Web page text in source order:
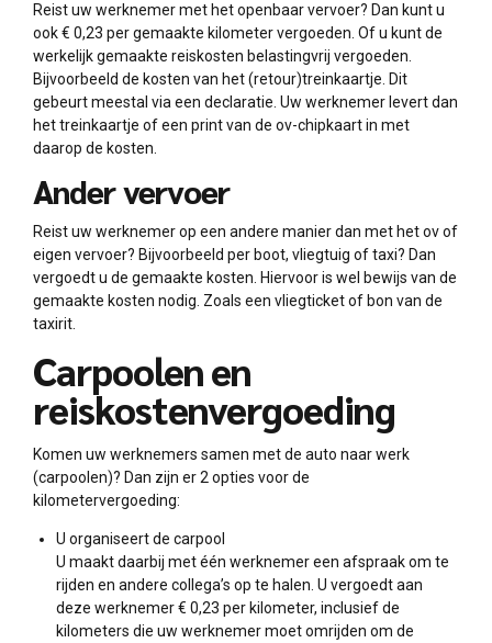
Reist uw werknemer met het openbaar vervoer? Dan kunt u
ook € 0,23 per gemaakte kilometer vergoeden. Of u kunt de
werkelijk gemaakte reiskosten belastingvrij vergoeden.
Bijvoorbeeld de kosten van het (retour)treinkaartje. Dit
gebeurt meestal via een declaratie. Uw werknemer levert dan
het treinkaartje of een print van de ov-chipkaart in met
daarop de kosten.
Ander vervoer
Reist uw werknemer op een andere manier dan met het ov of
eigen vervoer? Bijvoorbeeld per boot, vliegtuig of taxi? Dan
vergoedt u de gemaakte kosten. Hiervoor is wel bewijs van de
gemaakte kosten nodig. Zoals een vliegticket of bon van de
taxirit.
Carpoolen en
reiskostenvergoeding
Komen uw werknemers samen met de auto naar werk
(carpoolen)? Dan zijn er 2 opties voor de
kilometervergoeding:
U organiseert de carpool
U maakt daarbij met één werknemer een afspraak om te
rijden en andere collega’s op te halen. U vergoedt aan
deze werknemer € 0,23 per kilometer, inclusief de
kilometers die uw werknemer moet omrijden om de